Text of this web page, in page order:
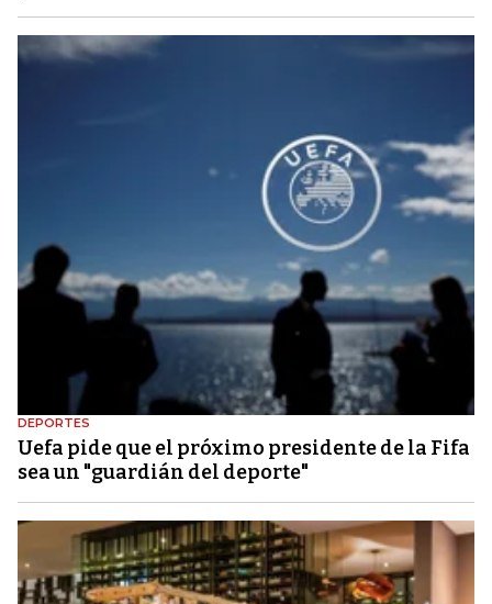
DEPORTES
Uefa pide que el próximo presidente de la Fifa
sea un "guardián del deporte"